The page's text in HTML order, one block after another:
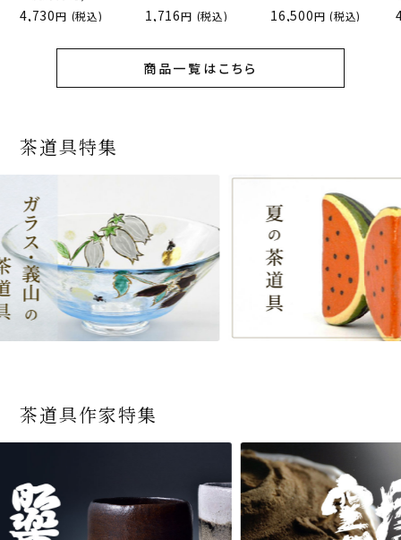
4,730 (税込) 1,716 (税込) 16,500 (税込)
商品一覧はこちら
茶道具特集
茶道具作家特集